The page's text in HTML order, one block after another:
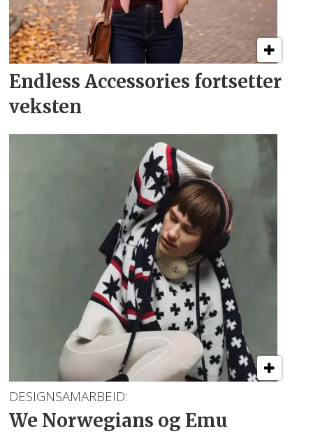
Endless Accessories fortsetter
veksten
DESIGNSAMARBEID:
We Norwegians og Emu